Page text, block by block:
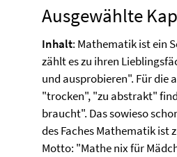
Ausgewählte
Inhalt: Mathematik ist ein
zählt es zu ihren
und ausprobieren". Für die
"trocken", "zu abstrakt"
braucht". Das sowieso
des Faches Mathematik ist
Motto: "Mathe nix für